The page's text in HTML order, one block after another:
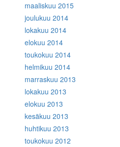
maaliskuu 2015
joulukuu 2014
lokakuu 2014
elokuu 2014
toukokuu 2014
helmikuu 2014
marraskuu 2013
lokakuu 2013
elokuu 2013
kesäkuu 2013
huhtikuu 2013
toukokuu 2012